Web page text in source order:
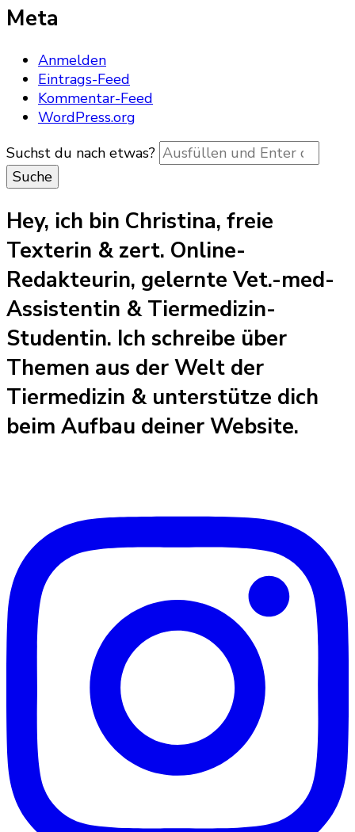
Meta
Anmelden
Eintrags-Feed
Kommentar-Feed
WordPress.org
Suchst du nach etwas?
Hey, ich bin Christina, freie
Texterin & zert. Online-
Redakteurin, gelernte Vet.-med-
Assistentin & Tiermedizin-
Studentin. Ich schreibe über
Themen aus der Welt der
Tiermedizin & unterstütze dich
beim Aufbau deiner Website.